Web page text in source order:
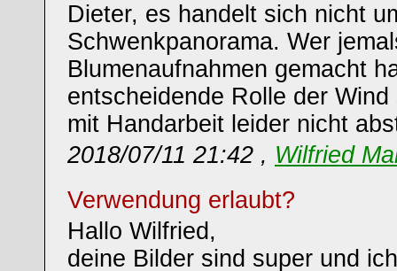
Dieter, es handelt sich nicht
Schwenkpanorama. Wer
Blumenaufnahmen gemacht
entscheidende Rolle der
mit Handarbeit leider nicht
2018/07/11 21:42 , Wilfried
Verwendung erlaubt?
Hallo Wilfried,
deine Bilder sind super und